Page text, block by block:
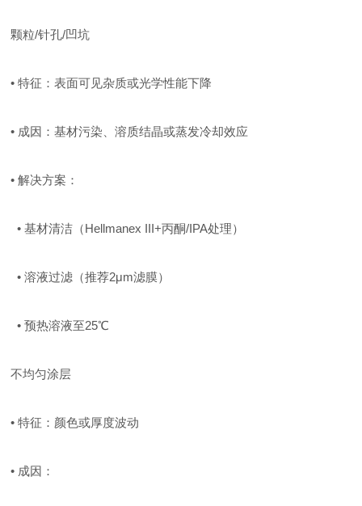
颗粒/针孔/凹坑
• 特征：表面可见杂质或光学性能下降
• 成因：基材污染、溶质结晶或蒸发冷却效应
• 解决方案：
• 基材清洁（Hellmanex III+丙酮/IPA处理）
• 溶液过滤（推荐2μm滤膜）
• 预热溶液至25℃
不均匀涂层
• 特征：颜色或厚度波动
• 成因：